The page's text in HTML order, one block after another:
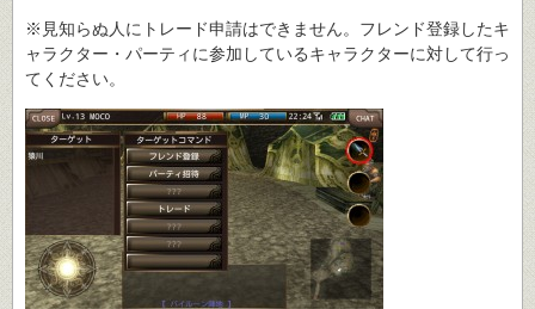
※見知らぬ人にトレード申請はできません。フレンド登録したキ
ャラクター・パーティに参加しているキャラクターに対して行っ
てください。